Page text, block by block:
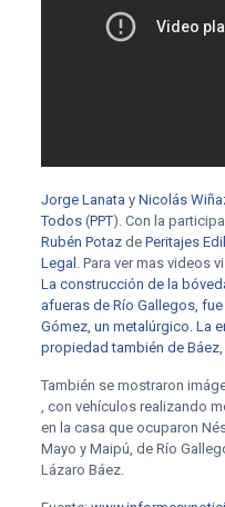
Jorge Lanata y Nicolás
Todos(PPT). Con la
Rubén Potazde Peritajes
Legal . Para ver mas videos
La construcción de la
afueras de Río Gallegos,
Gómez, un metalúrgico. La
propiedad también de
También se mostraron
, con vehículos realizando
en la casa que ocuparon
Mayo y Maipú, de Río
Lázaro Báez.